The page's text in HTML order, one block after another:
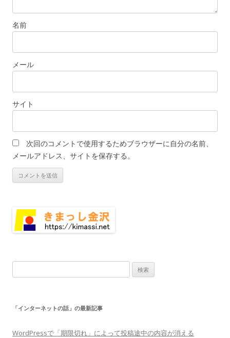
名前
メール
サイト
次回のコメントで使用するためブラウザーに自分の名前、
メールアドレス、サイトを保存する。
索:
「インターネットの話」の最新記事
WordPressで「期限切れ」によって投稿途中の内容が消える